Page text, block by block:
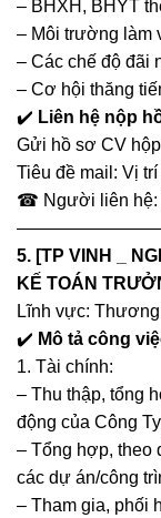
– BHXH, BHYT
– Môi trường làm
– Các chế độ đãi
– Cơ hội thăng
✔️ Liên hệ nộp
Gửi hồ sơ CV
Tiêu đề mail: Vị
☎ Người liên hệ:
5. [TP VINH _
KẾ TOÁN
Lĩnh vực:
✔️ Mô tả công
1. Tài chính:
– Thu thập, tổng
động của Công
– Tổng hợp, theo
các dự án/công
– Tham gia, phối